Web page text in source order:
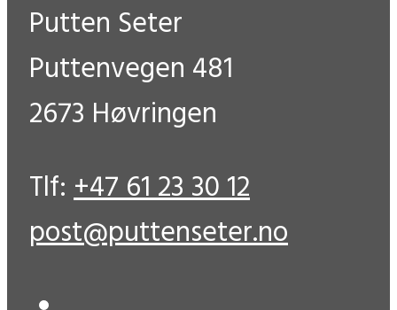
Putten Seter
Puttenvegen 481
2673 Høvringen
Tlf:+47 61 23 30 12
post@puttenseter.no